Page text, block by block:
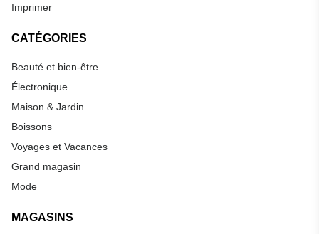
Imprimer
CATÉGORIES
Beauté et bien-être
Électronique
Maison & Jardin
Boissons
Voyages et Vacances
Grand magasin
Mode
MAGASINS